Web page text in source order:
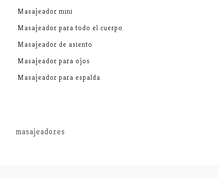
Masajeador mini
Masajeador para todo el cuerpo
Masajeador de asiento
Masajeador para ojos
Masajeador para espalda
masajeadores